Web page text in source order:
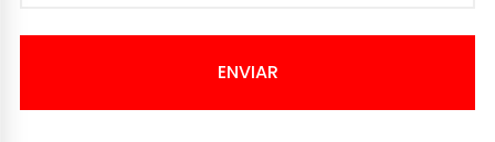
ENVIAR